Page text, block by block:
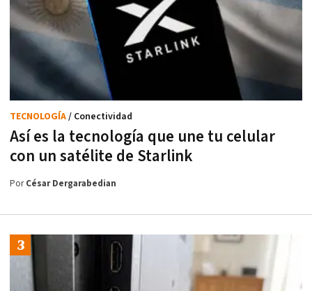
Así es la tecnología que une tu celular
con un satélite de Starlink
TECNOLOGÍA/ Conectividad
PorCésar Dergarabedian